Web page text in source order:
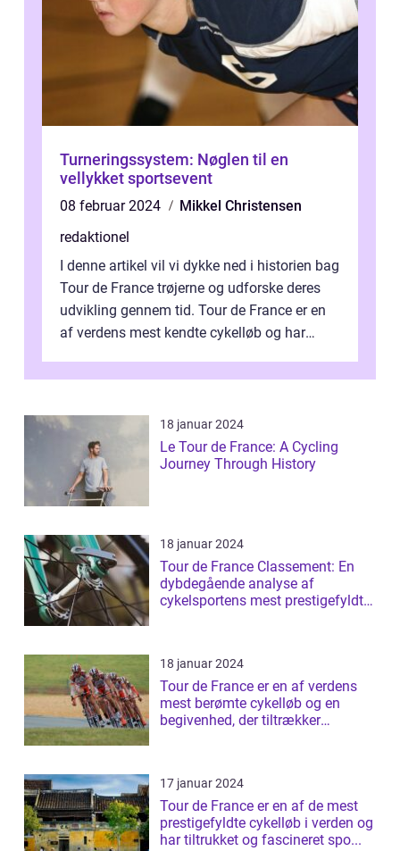
Turneringssystem: Nøglen til en
vellykket sportsevent
08 februar 2024
Mikkel Christensen
redaktionel
I denne artikel vil vi dykke ned i historien bag
Tour de France trøjerne og udforske deres
udvikling gennem tid. Tour de France er en
af verdens mest kendte cykelløb og har
18 januar 2024
Le Tour de France: A Cycling
Journey Through History
18 januar 2024
Tour de France Classement: En
dybdegående analyse af
cykelsportens mest prestigefyldte
18 januar 2024
Tour de France er en af verdens
mest berømte cykelløb og en
begivenhed, der tiltrækker
17 januar 2024
Tour de France er en af de mest
prestigefyldte cykelløb i verden og
har tiltrukket og fascineret spo...